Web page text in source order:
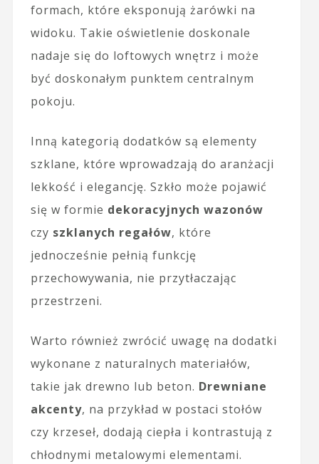
formach, które eksponują żarówki na
widoku. Takie oświetlenie doskonale
nadaje się do loftowych wnętrz i może
być doskonałym punktem centralnym
pokoju.
Inną kategorią dodatków są elementy
szklane, które wprowadzają do aranżacji
lekkość i elegancję. Szkło może pojawić
się w formie dekoracyjnych wazonów
czy szklanych regałów, które
jednocześnie pełnią funkcję
przechowywania, nie przytłaczając
przestrzeni.
Warto również zwrócić uwagę na dodatki
wykonane z naturalnych materiałów,
takie jak drewno lub beton. Drewniane
akcenty, na przykład w postaci stołów
czy krzeseł, dodają ciepła i kontrastują z
chłodnymi metalowymi elementami.